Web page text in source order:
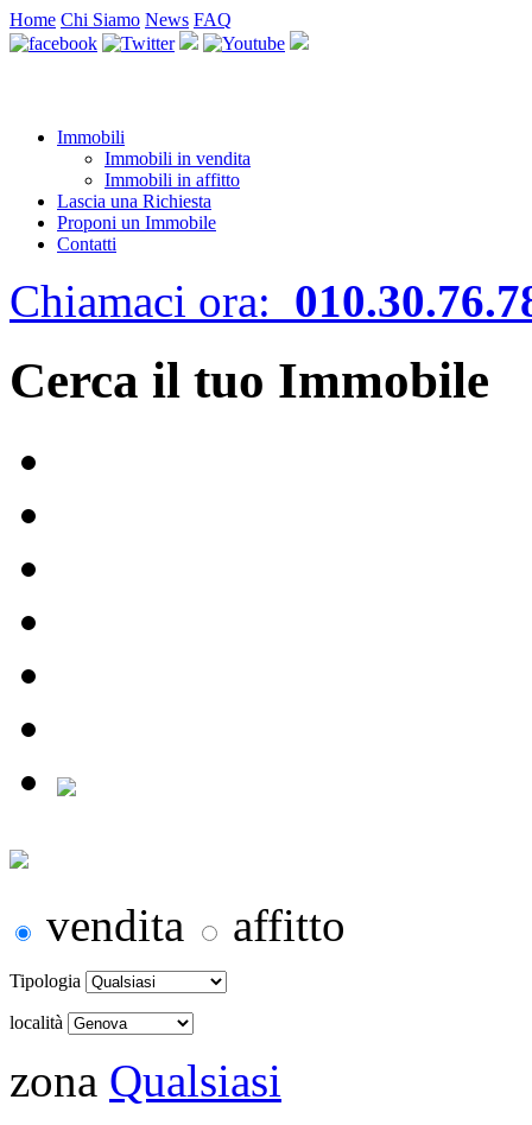
Home Chi Siamo News FAQ
Immobili
Immobili in vendita
Immobili in affitto
Lascia una Richiesta
Proponi un Immobile
Contatti
Chiamaci ora:
Cerca il tuo Immobile
vendita affitto
Tipologia
località
zona Qualsiasi